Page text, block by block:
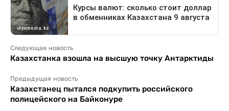
Следующая новость
Казахстанка взошла на высшую точку Антарктиды
Предыдущая новость
Казахстанец пытался подкупить российского
полицейского на Байконуре